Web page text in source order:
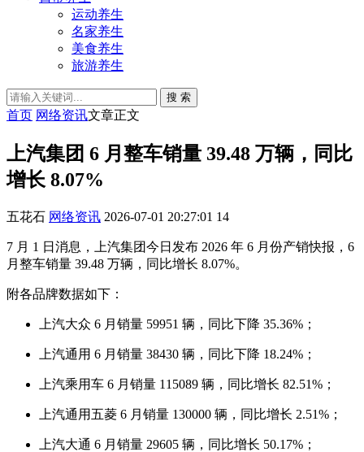
运动养生
名家养生
美食养生
旅游养生
搜 索
首页 网络资讯文章正文
上汽集团 6 月整车销量 39.48 万辆，同比
增长 8.07%
五花石 网络资讯 2026-07-01 20:27:01 14
7 月 1 日消息，上汽集团今日发布 2026 年 6 月份产销快报，6
月整车销量 39.48 万辆，同比增长 8.07%。
附各品牌数据如下：
上汽大众 6 月销量 59951 辆，同比下降 35.36%；
上汽通用 6 月销量 38430 辆，同比下降 18.24%；
上汽乘用车 6 月销量 115089 辆，同比增长 82.51%；
上汽通用五菱 6 月销量 130000 辆，同比增长 2.51%；
上汽大通 6 月销量 29605 辆，同比增长 50.17%；